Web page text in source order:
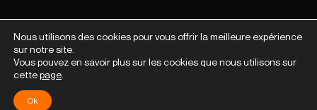
TEG France 2026
CGUMentions légalesPlan du site
Nous utilisons des cookies pour vous offrir la meilleure expérience
sur notre site.
Vous pouvez en savoir plus sur les cookies que nous utilisons sur
cettepage
Ok